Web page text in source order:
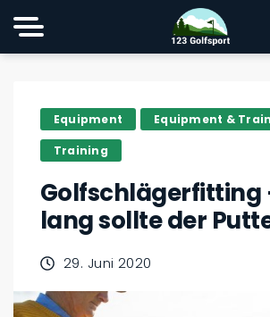
Equipment Equipment &
Training
Golfschlägerfitting
lang sollte der
29. Juni 2020